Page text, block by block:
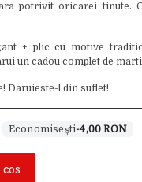
potrivit oricarei tinute.
+ plic cu motive
un cadou complet de
Daruieste-l din suflet!
-4,00 RON